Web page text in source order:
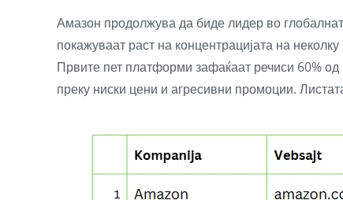
Амазон продолжува да биде лидер во
покажуваат раст на концентрацијата на
Првите пет платформи зафаќаат речиси 60%
преку ниски цени и агресивни промоции.